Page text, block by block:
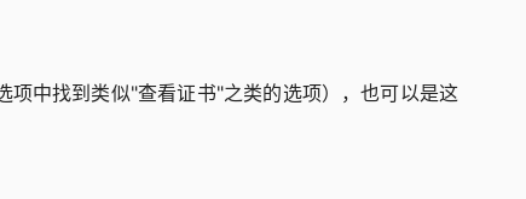
中找到类似"查看证书"之类的选项），也可以是这